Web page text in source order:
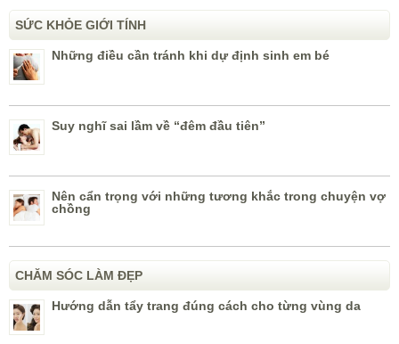
SỨC KHỎE GIỚI TÍNH
Những điều cần tránh khi dự định sinh em bé
Suy nghĩ sai lầm về “đêm đầu tiên”
Nên cẩn trọng với những tương khắc trong chuyện vợ
chồng
CHĂM SÓC LÀM ĐẸP
Hướng dẫn tẩy trang đúng cách cho từng vùng da